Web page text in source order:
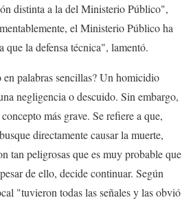
distinta a la del Ministerio Público",
el Ministerio Público ha
que la defensa técnica", lamentó.
en palabras sencillas? Un homicidio
negligencia o descuido. Sin embargo,
más grave. Se refiere a que,
directamente causar la muerte,
tan peligrosas que es muy probable que
de ello, decide continuar. Según
"tuvieron todas las señales y las obvió